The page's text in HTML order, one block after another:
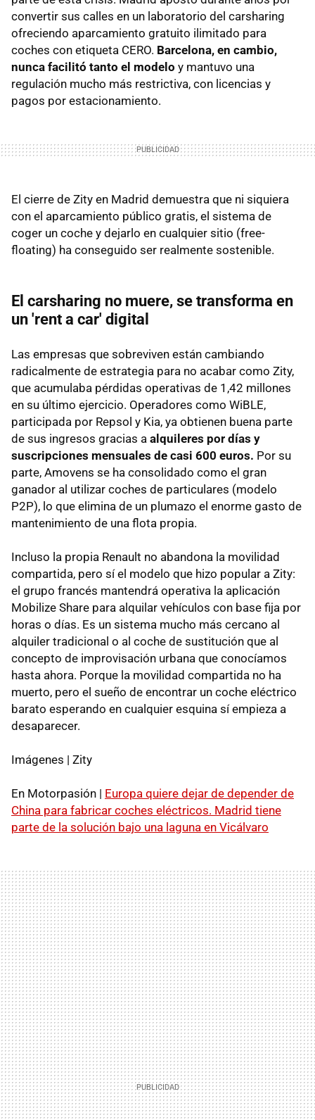
convertir sus calles en un laboratorio del carsharing
ofreciendo aparcamiento gratuito ilimitado para
coches con etiqueta CERO. Barcelona, en cambio,
nunca facilitó tanto el modelo y mantuvo una
regulación mucho más restrictiva, con licencias y
pagos por estacionamiento.
El cierre de Zity en Madrid demuestra que ni siquiera
con el aparcamiento público gratis, el sistema de
coger un coche y dejarlo en cualquier sitio (free-
floating) ha conseguido ser realmente sostenible.
El carsharing no muere, se transforma en
un 'rent a car' digital
Las empresas que sobreviven están cambiando
radicalmente de estrategia para no acabar como Zity,
que acumulaba pérdidas operativas de 1,42 millones
en su último ejercicio. Operadores como WiBLE,
participada por Repsol y Kia, ya obtienen buena parte
de sus ingresos gracias a alquileres por días y
suscripciones mensuales de casi 600 euros. Por su
parte, Amovens se ha consolidado como el gran
ganador al utilizar coches de particulares (modelo
P2P), lo que elimina de un plumazo el enorme gasto de
mantenimiento de una flota propia.
Incluso la propia Renault no abandona la movilidad
compartida, pero sí el modelo que hizo popular a Zity:
el grupo francés mantendrá operativa la aplicación
Mobilize Share para alquilar vehículos con base fija por
horas o días. Es un sistema mucho más cercano al
alquiler tradicional o al coche de sustitución que al
concepto de improvisación urbana que conocíamos
hasta ahora. Porque la movilidad compartida no ha
muerto, pero el sueño de encontrar un coche eléctrico
barato esperando en cualquier esquina sí empieza a
desaparecer.
Imágenes | Zity
En Motorpasión | Europa quiere dejar de depender de
China para fabricar coches eléctricos. Madrid tiene
parte de la solución bajo una laguna en Vicálvaro